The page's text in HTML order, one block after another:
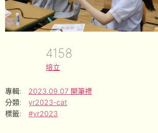
4158
培立
專輯:
2023.09.07 開筆禮
分類:
yr2023-cat
標籤:
#yr2023